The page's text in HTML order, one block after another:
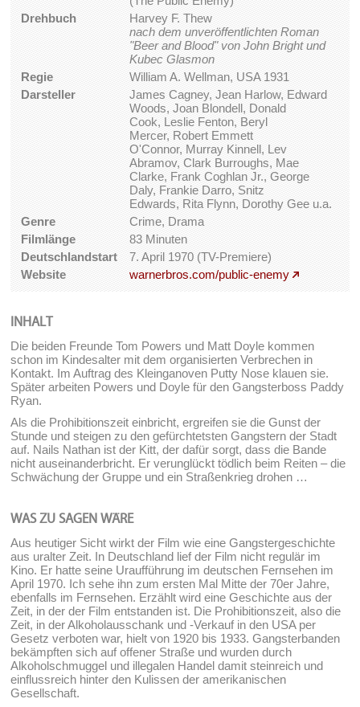
Drehbuch
Harvey F. Thew
nach dem unveröffentlichten Roman
"Beer and Blood" von John Bright und
Kubec Glasmon
Regie
William A. Wellman, USA 1931
Darsteller
James Cagney, Jean Harlow, Edward
Woods, Joan Blondell, Donald
Cook, Leslie Fenton, Beryl
Mercer, Robert Emmett
O'Connor, Murray Kinnell, Lev
Abramov, Clark Burroughs, Mae
Clarke, Frank Coghlan Jr., George
Daly, Frankie Darro, Snitz
Edwards, Rita Flynn, Dorothy Gee u.a.
Genre
Crime, Drama
Filmlänge
83 Minuten
Deutschlandstart
7. April 1970 (TV-Premiere)
Website
warnerbros.com/public-enemy
INHALT
Die beiden Freunde Tom Powers und Matt Doyle kommen
schon im Kindesalter mit dem organisierten Verbrechen in
Kontakt. Im Auftrag des Kleinganoven Putty Nose klauen sie.
Später arbeiten Powers und Doyle für den Gangsterboss Paddy
Ryan.
Als die Prohibitionszeit einbricht, ergreifen sie die Gunst der
Stunde und steigen zu den gefürchtetsten Gangstern der Stadt
auf. Nails Nathan ist der Kitt, der dafür sorgt, dass die Bande
nicht auseinanderbricht. Er verunglückt tödlich beim Reiten – die
Schwächung der Gruppe und ein Straßenkrieg drohen …
WAS ZU SAGEN WÄRE
Aus heutiger Sicht wirkt der Film wie eine Gangstergeschichte
aus uralter Zeit. In Deutschland lief der Film nicht regulär im
Kino. Er hatte seine Uraufführung im deutschen Fernsehen im
April 1970. Ich sehe ihn zum ersten Mal Mitte der 70er Jahre,
ebenfalls im Fernsehen. Erzählt wird eine Geschichte aus der
Zeit, in der der Film entstanden ist. Die Prohibitionszeit, also die
Zeit, in der Alkoholausschank und -Verkauf in den USA per
Gesetz verboten war, hielt von 1920 bis 1933. Gangsterbanden
bekämpften sich auf offener Straße und wurden durch
Alkoholschmuggel und illegalen Handel damit steinreich und
einflussreich hinter den Kulissen der amerikanischen
Gesellschaft.